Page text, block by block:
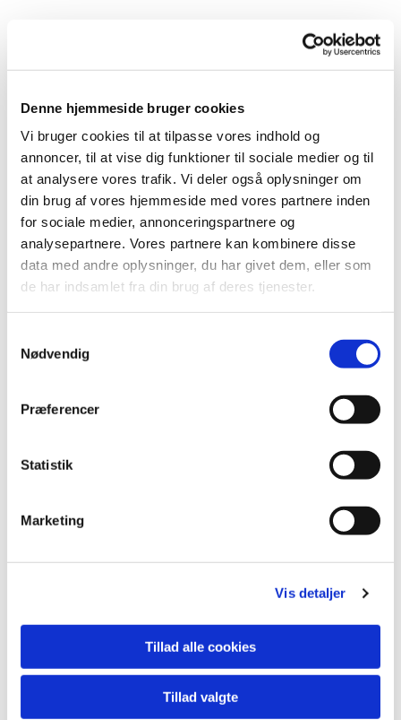
Denne hjemmeside bruger cookies
Vi bruger cookies til at tilpasse vores indhold og
annoncer, til at vise dig funktioner til sociale medier og til
at analysere vores trafik. Vi deler også oplysninger om
din brug af vores hjemmeside med vores partnere inden
for sociale medier, annonceringspartnere og
analysepartnere. Vores partnere kan kombinere disse
data med andre oplysninger, du har givet dem, eller som
de har indsamlet fra din brug af deres tjenester.
Nødvendig
Præferencer
Statistik
Marketing
Vis detaljer
Tillad alle cookies
Tillad valgte
Du vil måske også kunne
lide...